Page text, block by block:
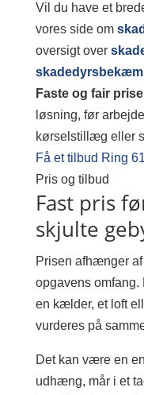
Vil du have et
vores side om
oversigt over
Faste og fair
løsning, før
kørselstillæg eller
Få et tilbud Ring
Pris og tilbud
Fast pris
skjulte
Prisen afhænger
opgavens omfang.
en kælder, et loft
vurderes på
Det kan være en
udhæng, mår i et